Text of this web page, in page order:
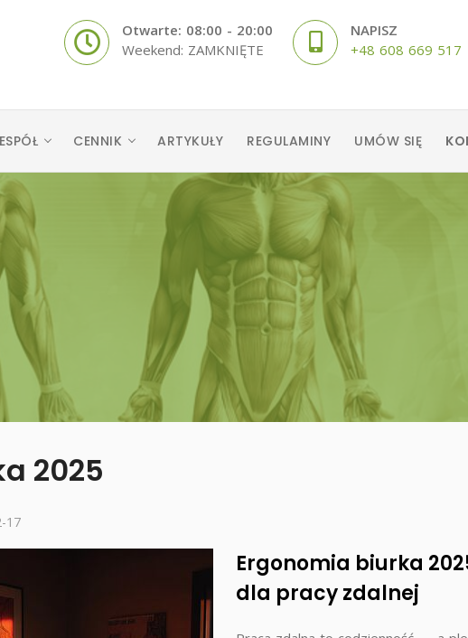
Otwarte: 08:00 - 20:00
Weekend: ZAMKNIĘTE
NAPISZ
+48 608 669 517
CENNIK ARTYKUŁY REGULAMINY UMÓW SIĘ
2025
17
Ergonomia biurka
dla pracy zdalnej